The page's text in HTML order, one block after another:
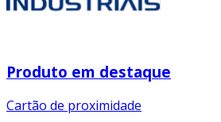
Produto em destaque
Cartão de proximidade